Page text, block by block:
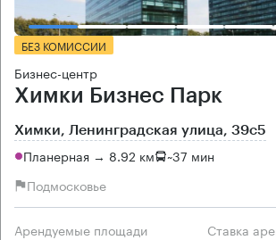
БЕЗ КОМИССИИ
Бизнес-центр
Химки Бизнес Парк
Химки, Ленинградская улица, 39с5
Планерная → 8.92 км ~37 мин
Подмосковье
Арендуемые площади Ставка